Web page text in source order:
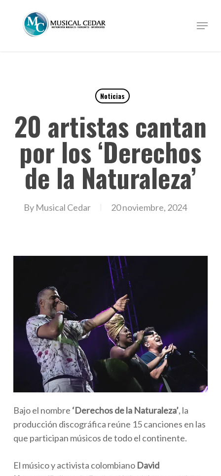
Menu
Noticias
20 artistas cantan
por los ‘Derechos
de la Naturaleza’
By Musical Cedar 20 noviembre, 2024
Bajo el nombre ‘Derechos de la Naturaleza’, la
producción discográfica reúne 15 canciones en las
que participan músicos de todo el continente.
El músico y activista colombiano David
Close